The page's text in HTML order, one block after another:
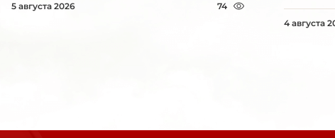
5 августа 2026 74
4 августа